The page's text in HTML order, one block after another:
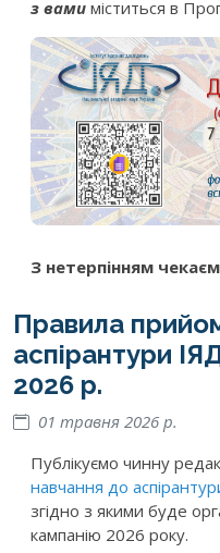
з вами міститься в
З нетерпінням
Правила
аспірантури
2026 р.
01 травня 2026 р.
Публікуємо чинну
навчання до
згідно з якими буде
кампанію 2026 року.